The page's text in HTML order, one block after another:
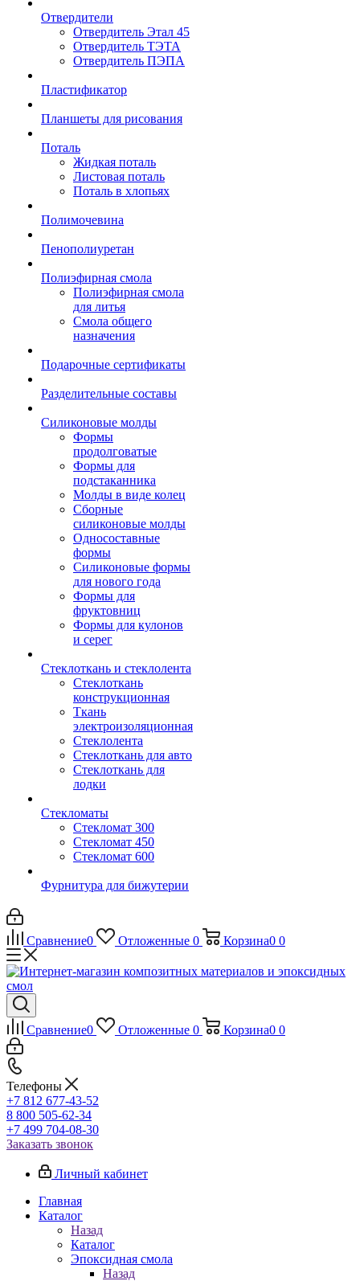
Отвердители
Отвердитель Этал 45
Отвердитель ТЭТА
Отвердитель ПЭПА
Пластификатор
Планшеты для рисования
Поталь
Жидкая поталь
Листовая поталь
Поталь в хлопьях
Полимочевина
Пенополиуретан
Полиэфирная смола
Полиэфирная смола
для литья
Смола общего
назначения
Подарочные сертификаты
Разделительные составы
Силиконовые молды
Формы
продолговатые
Формы для
подстаканника
Молды в виде колец
Сборные
силиконовые молды
Односоставные
формы
Силиконовые формы
для нового года
Формы для
фруктовниц
Формы для кулонов
и серег
Стеклоткань и стеклолента
Стеклоткань
конструкционная
Ткань
электроизоляционная
Стеклолента
Стеклоткань для авто
Стеклоткань для
лодки
Стекломаты
Стекломат 300
Стекломат 450
Стекломат 600
Фурнитура для бижутерии
Сравнение0 Отложенные 0 Корзина0 0
Сравнение0 Отложенные 0 Корзина0 0
Телефоны
+7 812 677-43-52
8 800 505-62-34
+7 499 704-08-30
Заказать звонок
Личный кабинет
Главная
Каталог
Назад
Каталог
Эпоксидная смола
Назад